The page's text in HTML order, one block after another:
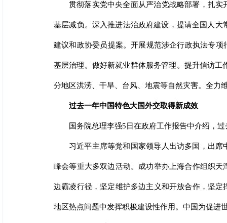
贯彻落实党中央全面从严治党战略部署，扎
基层减负。深入推进法治政府建设，提请全国人
建议和政协委员提案。开展规范涉企行政执法专
基层治理。做好新就业群体服务管理。提升信访
分地区洪涝、干旱、台风、地震等自然灾害。全力
过去一年中国特色大国外交取得新成效
国务院总理李强5日在政府工作报告中介绍，
习近平主席等党和国家领导人出访多国，出
峰会等重大多双边活动。成功举办上海合作组织
边霸凌行径，坚定维护多边主义和开放合作，坚
地区热点问题中发挥积极建设性作用。中国为促进